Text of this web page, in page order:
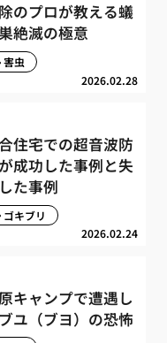
のプロが教える蟻
絶滅の極意
2026.02.28
害虫
住宅での超音波防
成功した事例と失
た事例
2026.02.24
ゴキブリ
キャンプで遭遇し
ユ（ブヨ）の恐怖